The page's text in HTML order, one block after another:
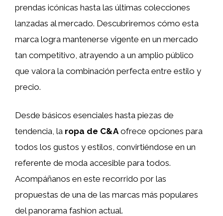
prendas icónicas hasta las últimas colecciones
lanzadas al mercado. Descubriremos cómo esta
marca logra mantenerse vigente en un mercado
tan competitivo, atrayendo a un amplio público
que valora la combinación perfecta entre estilo y
precio.
Desde básicos esenciales hasta piezas de
tendencia, la ropa de C&Aofrece opciones para
todos los gustos y estilos, convirtiéndose en un
referente de moda accesible para todos.
Acompáñanos en este recorrido por las
propuestas de una de las marcas más populares
del panorama fashion actual.